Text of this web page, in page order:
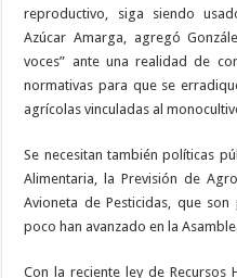
reproductivo, siga siendo
Azúcar Amarga, agregó
voces” ante una realidad de
normativas para que se
agrícolas vinculadas al
Se necesitan también políticas
Alimentaria, la Previsión de
Avioneta de Pesticidas, que
poco han avanzado en la
Con la reciente ley de